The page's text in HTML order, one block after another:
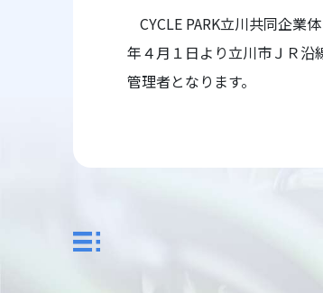
CYCLE PARK立川共同企業
年４月１日より立川市ＪＲ沿
管理者となります。